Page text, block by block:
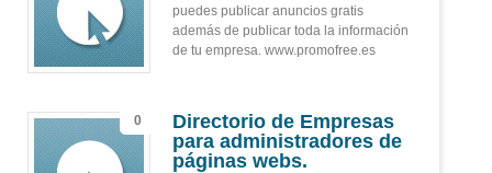
puedes publicar anuncios gratis
además de publicar toda la información
de tu empresa. www.promofree.es
0
Directorio de Empresas
para administradores de
páginas webs.